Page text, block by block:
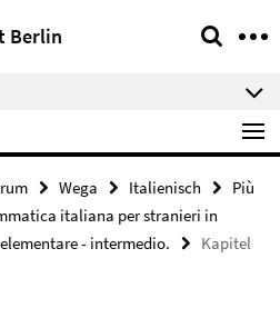
Berlin
Wega Italienisch
Più
italiana per stranieri in
- intermedio.
Kapitel